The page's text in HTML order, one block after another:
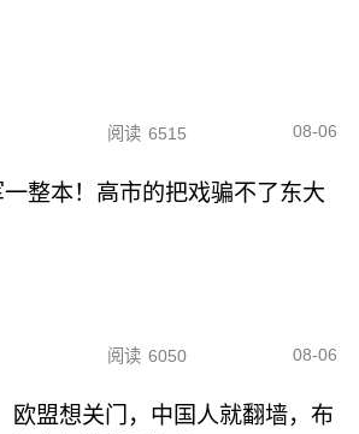
阅读 6515 08-06
整本！高市的把戏骗不了东大
阅读 6050 08-06
欧盟想关门，中国人就翻墙，布